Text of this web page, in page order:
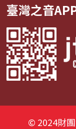
臺灣之音
© 2024財